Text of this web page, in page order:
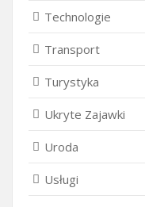
Technologie
Transport
Turystyka
Ukryte Zajawki
Uroda
Usługi